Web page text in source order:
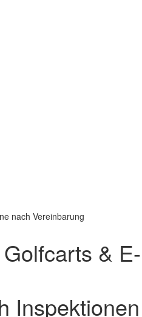
nach Vereinbarung
&
Inspektionen